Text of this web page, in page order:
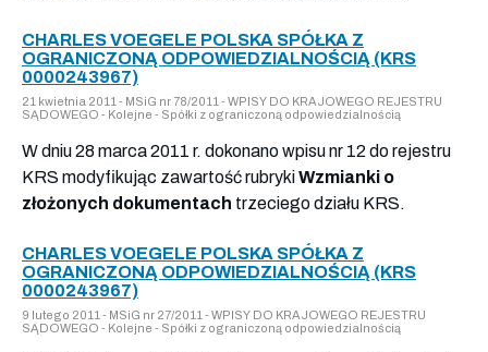
CHARLES VOEGELE POLSKA SPÓŁKA Z
OGRANICZONĄ ODPOWIEDZIALNOŚCIĄ (KRS
0000243967)
21 kwietnia 2011 - MSiG nr 78/2011 - WPISY DO KRAJOWEGO REJESTRU
SĄDOWEGO - Kolejne - Spółki z ograniczoną odpowiedzialnością
W dniu 28 marca 2011 r. dokonano wpisu nr 12 do rejestru
KRS modyfikując zawartość rubrykiWzmianki o
złożonych dokumentach trzeciego działu KRS.
CHARLES VOEGELE POLSKA SPÓŁKA Z
OGRANICZONĄ ODPOWIEDZIALNOŚCIĄ (KRS
0000243967)
9 lutego 2011 - MSiG nr 27/2011 - WPISY DO KRAJOWEGO REJESTRU
SĄDOWEGO - Kolejne - Spółki z ograniczoną odpowiedzialnością